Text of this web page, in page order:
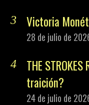
Victoria
28 de julio de
THE
traición?
24 de julio de